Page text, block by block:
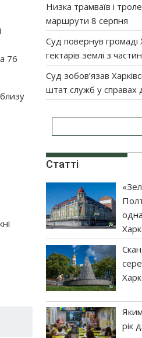
76
Низка трамваїв і
маршрути 8 серпня
Суд повернув
гектарів землі з
Суд зобов’язав
штат служб у справах
Статті
рік